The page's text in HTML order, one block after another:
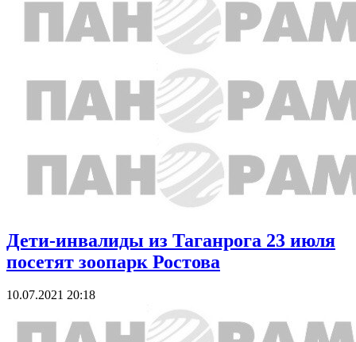
Дети-инвалиды из Таганрога 23 июля
посетят зоопарк Ростова
10.07.2021 20:18